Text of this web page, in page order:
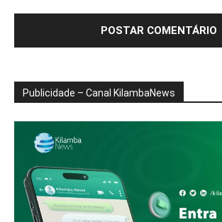
Publicidade – Canal KilambaNews